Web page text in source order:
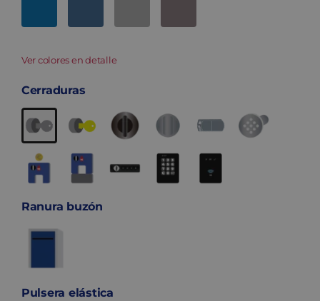
Ver colores en detalle
Cerraduras
Ranura buzón
Pulsera elástica